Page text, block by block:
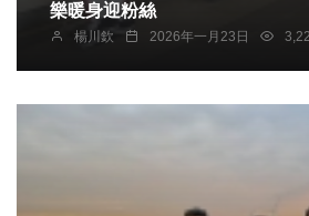
樂暖身迎粉絲
楊川欽 2026年一月23日